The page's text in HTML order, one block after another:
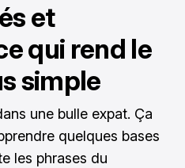
et
qui rend le
simple
une bulle expat. Ça
quelques bases
les phrases du